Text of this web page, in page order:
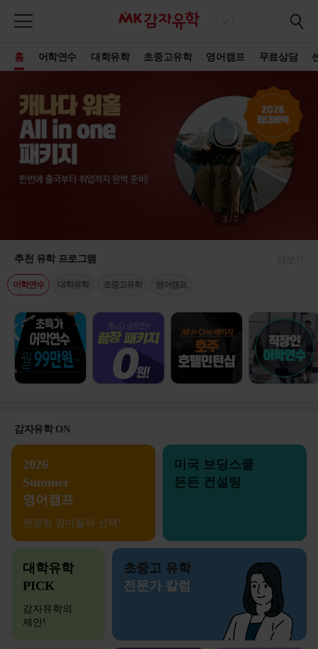
홈 어학연수 대학유학 초중고유학 영어캠프 무료상담
4/ 7
추천 유학 프로그램 더보기
어학연수 대학유학 초중고유학 영어캠프
감자유학 ON
2026
Summer
영어캠프
현명한 엄마들의 선택!
미국 보딩스쿨
든든 컨설팅
대학유학
PICK
감자유학의
제안!
초중고 유학
전문가 칼럼